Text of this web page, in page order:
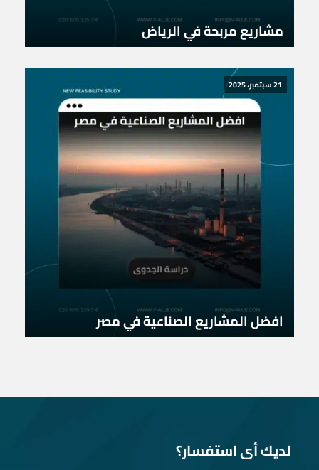
مشاريع مربحة في الرياض
21 سبتمبر، 2025
افضل المشاريع الصناعية في مصر
لديك أى استفسار؟